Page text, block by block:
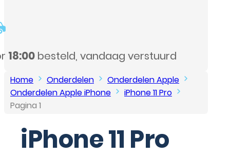
Home Onderdelen
Onderdelen Apple
Onderdelen Apple iPhone
iPhone 11 Pro
Pagina 1
iPhone 11 Pro